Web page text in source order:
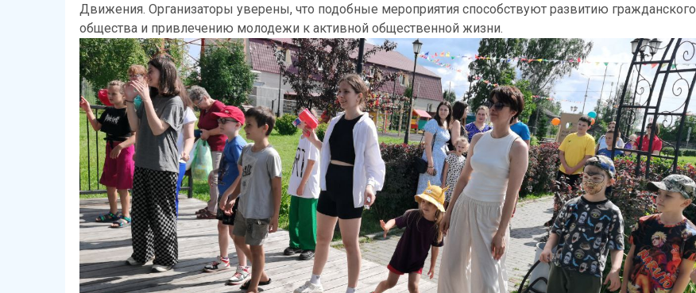
Движения. Организаторы уверены, что подобные мероприятия способствуют развитию гражданского
общества и привлечению молодежи к активной общественной жизни.